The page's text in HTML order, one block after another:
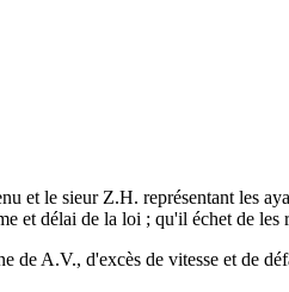
et le sieur Z.H. représentant les
et délai de la loi ; qu'il échet de les
A.V., d'excès de vitesse et de